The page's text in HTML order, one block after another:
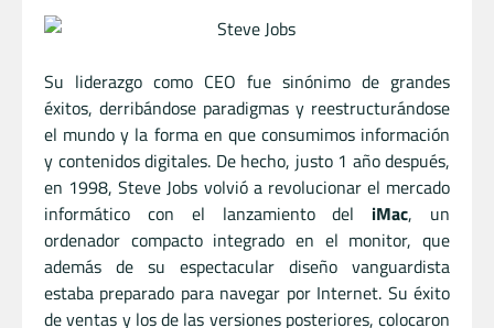
Su liderazgo como CEO fue sinónimo de grandes
éxitos, derribándose paradigmas y reestructurándose
el mundo y la forma en que consumimos información
y contenidos digitales. De hecho, justo 1 año después,
en 1998, Steve Jobs volvió a revolucionar el mercado
informático con el lanzamiento del iMac, un
ordenador compacto integrado en el monitor, que
además de su espectacular diseño vanguardista
estaba preparado para navegar por Internet. Su éxito
de ventas y los de las versiones posteriores, colocaron